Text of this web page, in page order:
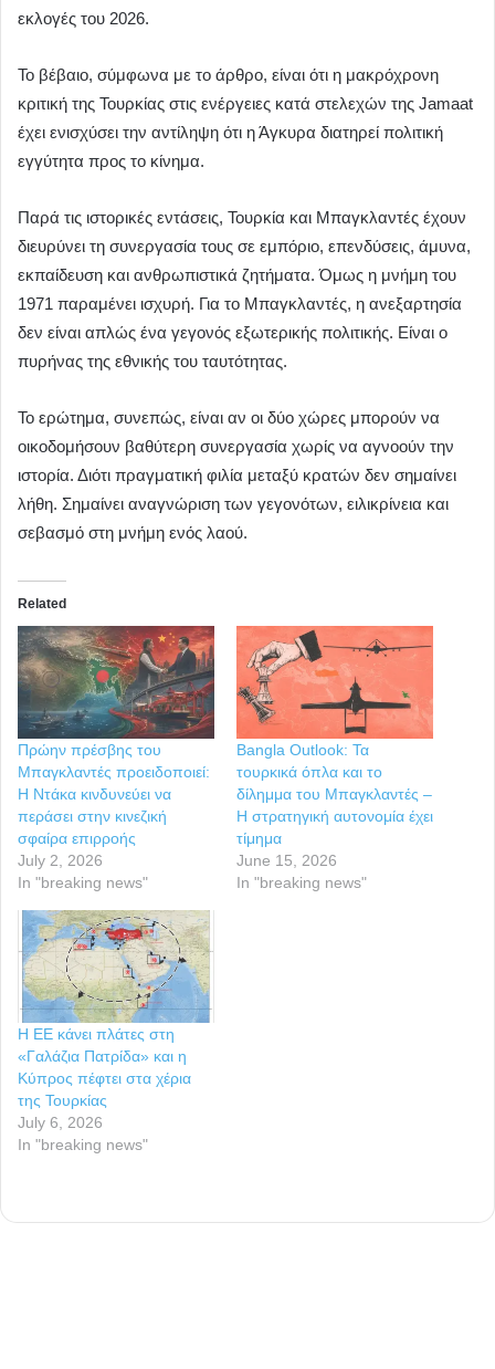
εκλογές του 2026.
Το βέβαιο, σύμφωνα με το άρθρο, είναι ότι η μακρόχρονη
κριτική της Τουρκίας στις ενέργειες κατά στελεχών της Jamaat
έχει ενισχύσει την αντίληψη ότι η Άγκυρα διατηρεί πολιτική
εγγύτητα προς το κίνημα.
Παρά τις ιστορικές εντάσεις, Τουρκία και Μπαγκλαντές έχουν
διευρύνει τη συνεργασία τους σε εμπόριο, επενδύσεις, άμυνα,
εκπαίδευση και ανθρωπιστικά ζητήματα. Όμως η μνήμη του
1971 παραμένει ισχυρή. Για το Μπαγκλαντές, η ανεξαρτησία
δεν είναι απλώς ένα γεγονός εξωτερικής πολιτικής. Είναι ο
πυρήνας της εθνικής του ταυτότητας.
Το ερώτημα, συνεπώς, είναι αν οι δύο χώρες μπορούν να
οικοδομήσουν βαθύτερη συνεργασία χωρίς να αγνοούν την
ιστορία. Διότι πραγματική φιλία μεταξύ κρατών δεν σημαίνει
λήθη. Σημαίνει αναγνώριση των γεγονότων, ειλικρίνεια και
σεβασμό στη μνήμη ενός λαού.
Related
Πρώην πρέσβης του
Μπαγκλαντές προειδοποιεί:
Η Ντάκα κινδυνεύει να
περάσει στην κινεζική
σφαίρα επιρροής
July 2, 2026
In "breaking news"
Bangla Outlook: Τα
τουρκικά όπλα και το
δίλημμα του Μπαγκλαντές –
Η στρατηγική αυτονομία έχει
τίμημα
June 15, 2026
In "breaking news"
Η ΕΕ κάνει πλάτες στη
«Γαλάζια Πατρίδα» και η
Κύπρος πέφτει στα χέρια
της Τουρκίας
July 6, 2026
In "breaking news"